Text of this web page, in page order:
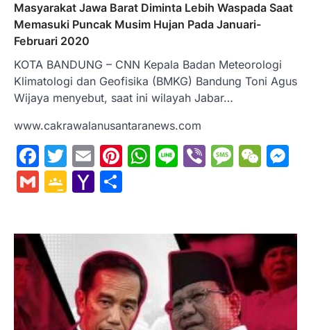
Masyarakat Jawa Barat Diminta Lebih Waspada Saat
Memasuki Puncak Musim Hujan Pada Januari-
Februari 2020
KOTA BANDUNG – CNN Kepala Badan Meteorologi
Klimatologi dan Geofisika (BMKG) Bandung Toni Agus
Wijaya menyebut, saat ini wilayah Jabar…
www.cakrawalanusantaranews.com
Facebook
Twitter
EmailPinterest
WhatsApp
LineViber
GmailGoogle
Yahoo